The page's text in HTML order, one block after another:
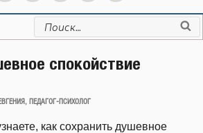
Искать:
спокойствие
ПЕДАГОГ-ПСИХОЛОГ
как сохранить душевное